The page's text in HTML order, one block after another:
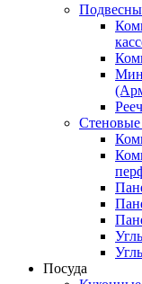
Стеновые
Посуда